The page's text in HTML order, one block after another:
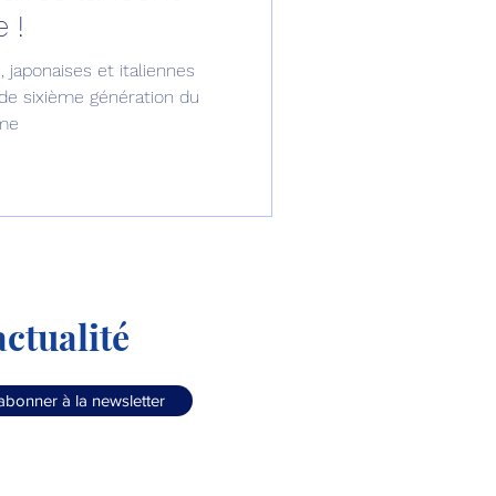
ESPACE
Dubaï 25
Avionneurs
!
japonaises et italiennes
sixième génération du
à la newsletter